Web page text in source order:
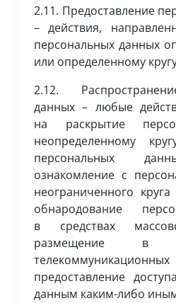
2.11. Предоставление
– действия,
персональных данных
или определенному
2.12.
данных – любые
на раскрытие
неопределенному
персональных
ознакомление с
неограниченного
обнародование
в средствах
размещение в
предоставление
данным каким-либо